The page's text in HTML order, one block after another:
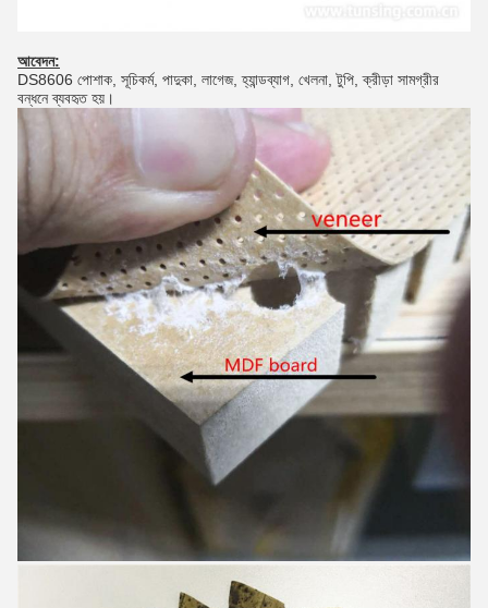
আবেদন:
DS8606 পোশাক, সূচিকর্ম, পাদুকা, লাগেজ, হ্যান্ডব্যাগ, খেলনা, টুপি, ক্রীড়া সামগ্রীর
বন্ধনে ব্যবহৃত হয়।